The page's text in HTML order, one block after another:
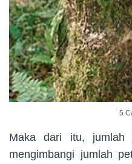
5
Maka dari itu, jumlah
mengimbangi jumlah